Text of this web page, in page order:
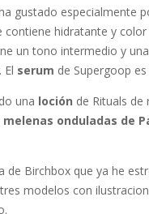
gustado especialmente
contiene hidratante y
un tono intermedio y
El serum de Supergoop
una loción de Rituals de
onduladas de
de Birchbox que ya he
modelos con